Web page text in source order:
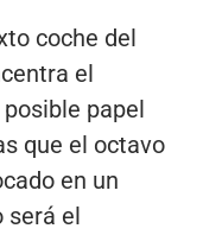
coche del
el
papel
que el octavo
en un
será el